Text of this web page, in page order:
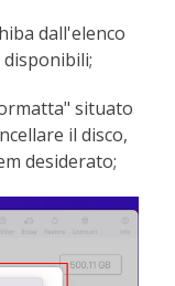
dall'elenco
situato
il disco,
desiderato;